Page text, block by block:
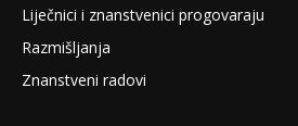
Liječnici i znanstvenici progovaraju
Razmišljanja
Znanstveni radovi